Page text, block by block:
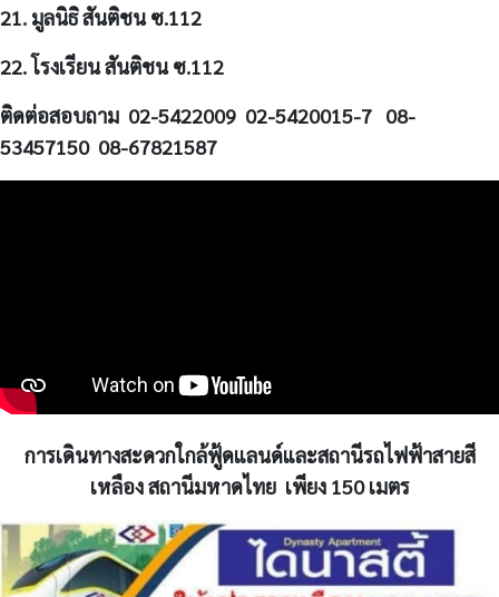
21. มูลนิธิ สันติชน ซ.112
22. โรงเรียน สันติชน ซ.112
ติดต่อสอบถาม 02-5422009 02-5420015-7 08-
53457150 08-67821587
การเดินทางสะดวกใกล้ฟู้ดแลนด์และสถานีรถไฟฟ้าสายสี
เหลือง สถานีมหาดไทย เพียง 150 เมตร